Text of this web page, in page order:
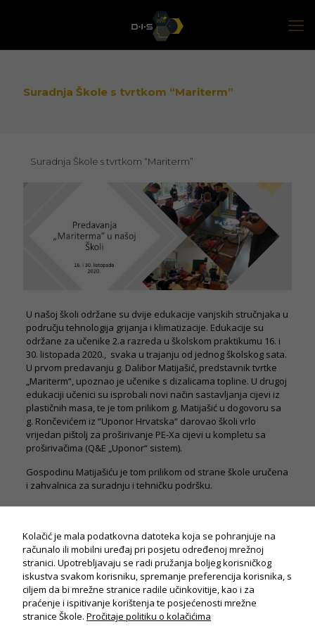
Suradnja Škole s tvrtkom “Mariterm”
Suradnja Škole s tvrtkom “Mariterm”
U našoj školi održane su dvije edukacije vanjskih stručnjaka u
području tehnologija grijanja i klimatizacije. Edukacije su
održane za učenike 2.a razreda u školskom praktikumu 16. i
30. listopada 2020., svaka u trajanju od jednog školskog sata.
U prvom predavanju g. Dalibor Matijašić, predstavnik tvrtke
„Mariterm“, upoznao je učenike s dizalicama topline. U drugoj
edukaciji učenici su isprobali novi način sastavljanja cijevi iz
plastičnih masa, te je tom prilikom g. Matijašić u dogovoru sa
g. Rončevićem iz “Uponor Hrvatska“ darovao školi vrlo
vrijedan pištolj za proširivanje PE-Xa cijevi u kompletu sa
proširivačima (Q&E „Uponor“ sistem).
Gospodinu Matijašiću je tom prilikom od strane škole uručena
i zahvalnica za suradnju i tehničku podršku.
Kolačić je mala podatkovna datoteka koja se pohranjuje na
računalo ili mobilni uređaj pri posjetu određenoj mrežnoj
stranici. Upotrebljavaju se radi pružanja boljeg korisničkog
iskustva svakom korisniku, spremanje preferencija korisnika, s
ciljem da bi mrežne stranice radile učinkovitije, kao i za
praćenje i ispitivanje korištenja te posjećenosti mrežne
stranice Škole. Pročitaje politiku o kolačićima
Potrebno